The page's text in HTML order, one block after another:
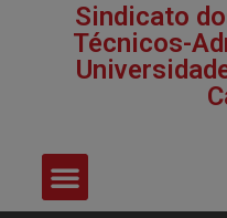
Sindicato
Técnicos-